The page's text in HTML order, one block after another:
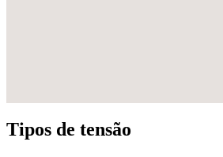
Tipos de tensão